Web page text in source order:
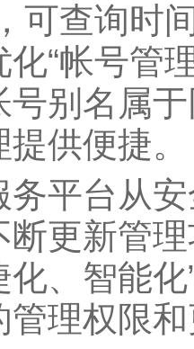
可查询时
“帐号管
号别名属
供便捷。
务平台从
断更新管
化、智能
管理权限